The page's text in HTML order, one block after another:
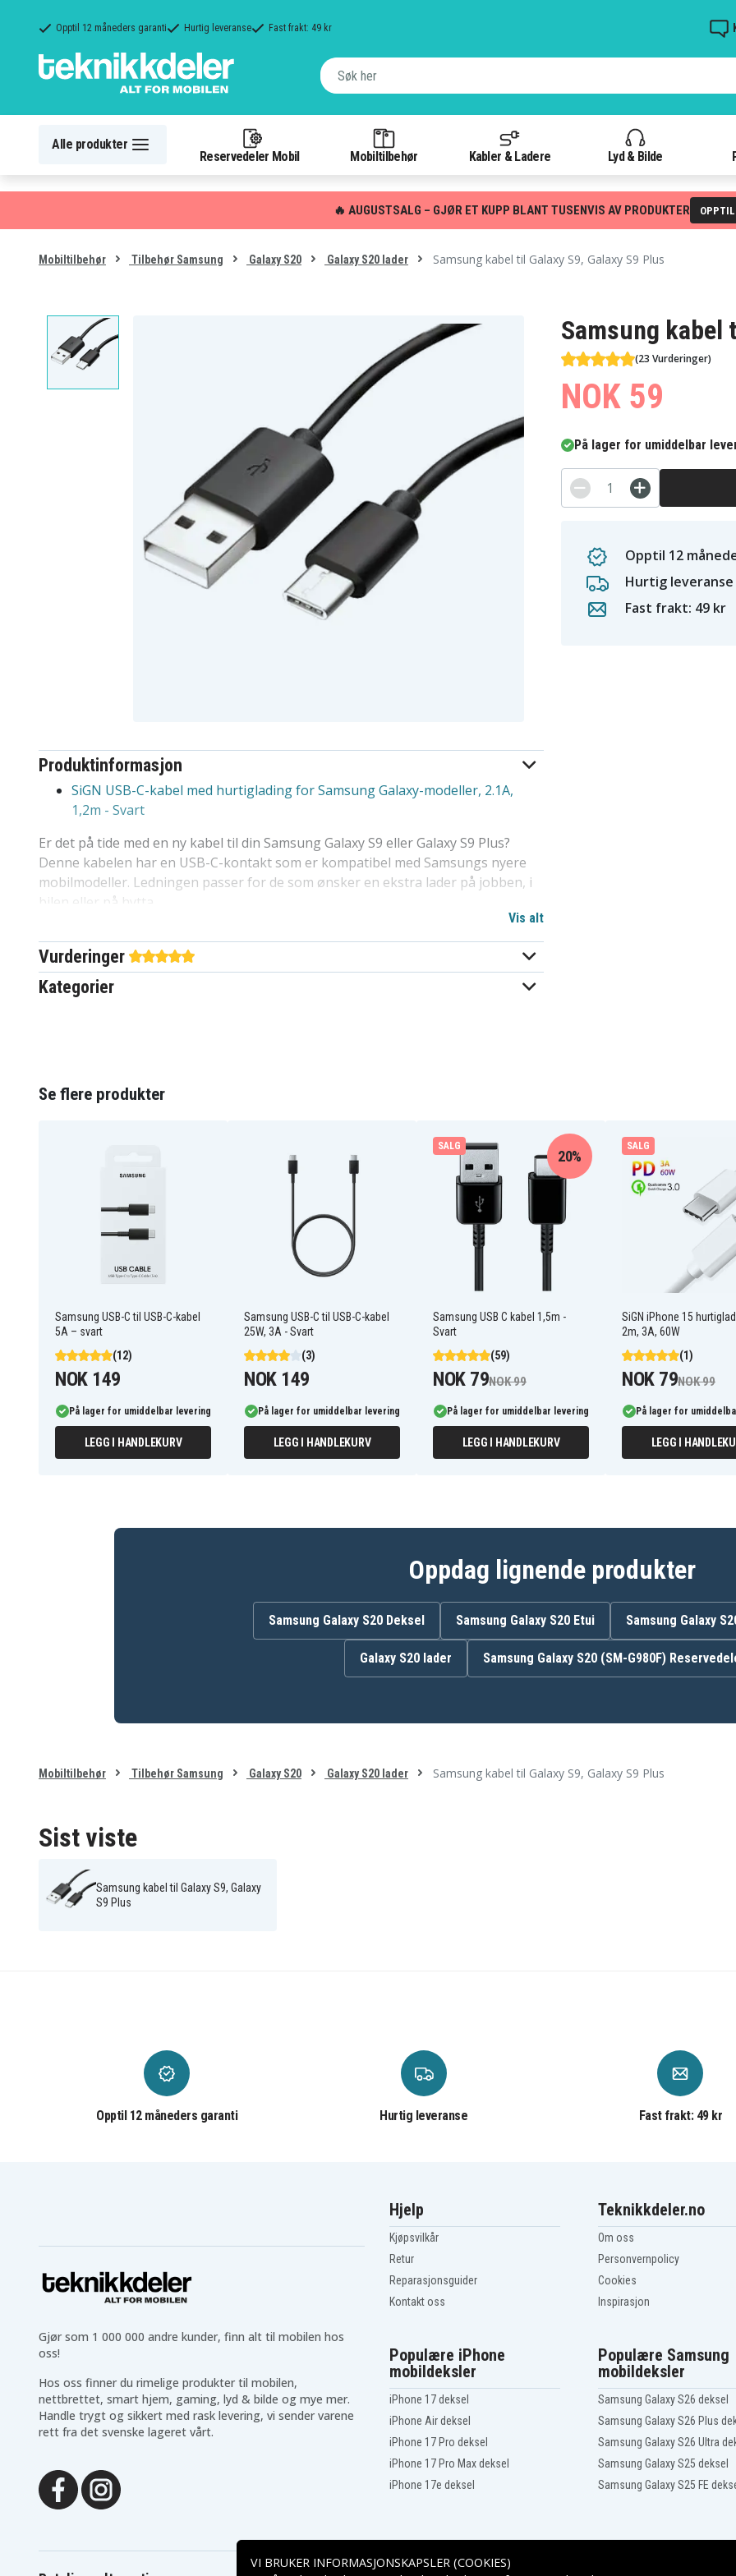
Opptil 12 måneders garanti Hurtig leveranse Fast frakt: 49 kr
Alle produkter
Reservedeler Mobil Mobiltilbehør Kabler & Ladere Lyd & Bilde
🔥 AUGUSTSALG – GJØR ET KUPP BLANT TUSENVIS AV PRODUKTER OPPTIL
Mobiltilbehør Tilbehør Samsung Galaxy S20 Galaxy S20 lader Samsung kabel til Galaxy S9, Galaxy S9 Plus
Samsung kabel
(23 Vurderinger)
NOK 59
På lager for umiddelbar
Opptil 12
Hurtig leveranse
Fast frakt: 49 kr
Produktinformasjon
SiGN USB-C-kabel med hurtiglading for Samsung Galaxy-modeller, 2.1A,
1,2m - Svart
Er det på tide med en ny kabel til din Samsung Galaxy S9 eller Galaxy S9 Plus?
Denne kabelen har en USB-C-kontakt som er kompatibel med Samsungs nyere
mobilmodeller. Ledningen passer for de som ønsker en ekstra lader på jobben, i
bilen eller på hytta.
Passer til Galaxy S9 og S9 Plus
Bulk
Kompatibel med hurtiglading
EAN / GTIN
Kontakt til enhet USB-C
Kontakt til strømkilde USB-A 1
Vis alt
Vurderinger
Kategorier
Se flere produkter
Samsung USB-C til USB-C-kabel
5A – svart
(12)
NOK 149
På lager for umiddelbar levering
LEGG I HANDLEKURV
Samsung USB-C til USB-C-kabel
25W, 3A - Svart
(3)
NOK 149
På lager for umiddelbar levering
LEGG I HANDLEKURV
SALG
Samsung USB C kabel 1,5m -
Svart
(59)
20%
NOK 79NOK 99
På lager for umiddelbar levering
LEGG I HANDLEKURV
SALG
SiGN iPhone 15
2m, 3A, 60W
(1)
NOK 79NOK 99
På lager for
LEGG I
Oppdag lignende produkter
Samsung Galaxy S20 Deksel Samsung Galaxy S20 Etui Samsung Galaxy
Galaxy S20 lader Samsung Galaxy S20 (SM-G980F)
Mobiltilbehør Tilbehør Samsung Galaxy S20 Galaxy S20 lader Samsung kabel til Galaxy S9, Galaxy S9 Plus
Sist viste
Samsung kabel til Galaxy S9, Galaxy
S9 Plus
Opptil 12 måneders garanti Hurtig leveranse Fast frakt: 49 kr
Gjør som 1 000 000 andre kunder, finn alt til mobilen hos
oss!
Hos oss finner du rimelige produkter til mobilen,
nettbrettet, smart hjem, gaming, lyd & bilde og mye mer.
Handle trygt og sikkert med rask levering, vi sender varene
rett fra det svenske lageret vårt.
Hjelp
Kjøpsvilkår
Retur
Reparasjonsguider
Kontakt oss
Teknikkdeler.no
Om oss
Personvernpolicy
Cookies
Inspirasjon
Populære iPhone
mobildeksler
iPhone 17 deksel
iPhone Air deksel
iPhone 17 Pro deksel
iPhone 17 Pro Max deksel
iPhone 17e deksel
Populære Samsung
mobildeksler
Samsung Galaxy S26 deksel
Samsung Galaxy S26 Plus
Samsung Galaxy S26 Ultra
Samsung Galaxy S25 deksel
Samsung Galaxy S25 FE
VI BRUKER INFORMASJONSKAPSLER (COOKIES)